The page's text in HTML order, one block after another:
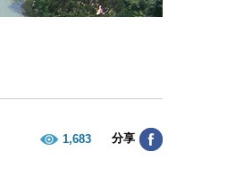
1,683 分享